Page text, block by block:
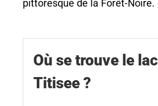
pittoresque de la Forêt-Noire.
Où se trouve le lac
Titisee ?